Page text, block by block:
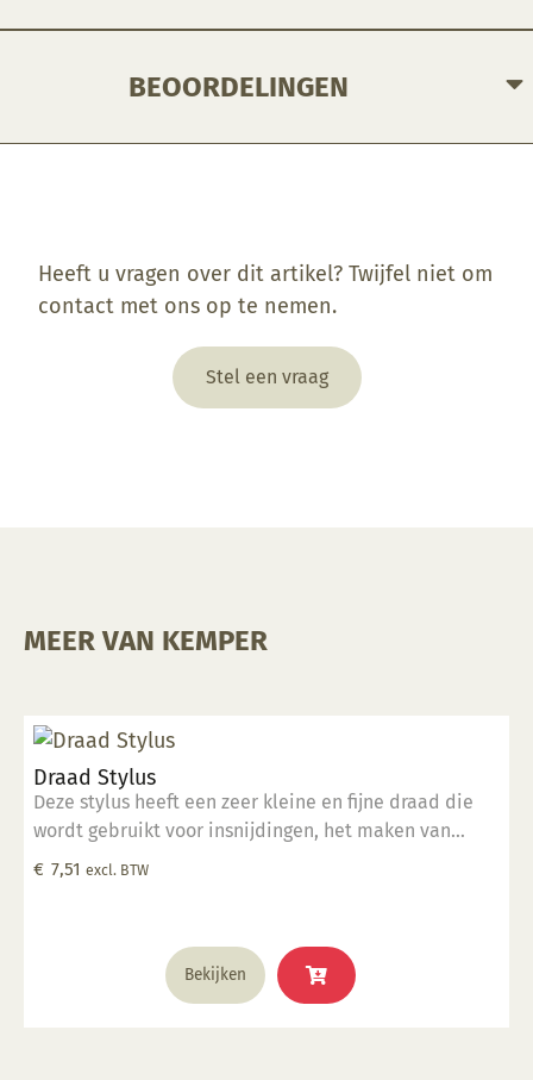
BEOORDELINGEN
Heeft u vragen over dit artikel? Twijfel niet om
contact met ons op te nemen.
Stel een vraag
MEER VAN KEMPER
Draad Stylus
Deze stylus heeft een zeer kleine en fijne draad die
wordt gebruikt voor insnijdingen, het maken van
groeven van verschillende grootte en het detailleren
€ 7,51 excl. BTW
Bekijken